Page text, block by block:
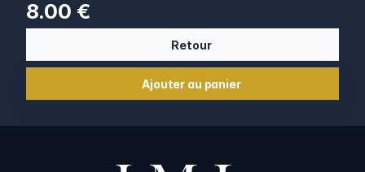
8.00 €
Retour
Ajouter au panier